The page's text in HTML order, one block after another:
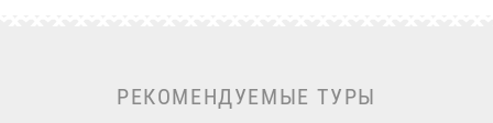
РЕКОМЕНДУЕМЫЕ ТУРЫ